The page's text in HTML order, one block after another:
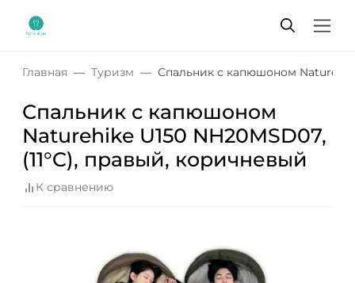
Главная Туризм Спальник с капюшоном
Спальник с капюшоном
Naturehike U150 NH20MSD07,
(11°C), правый, коричневый
К сравнению